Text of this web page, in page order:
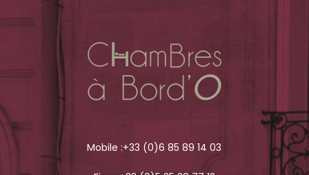
Mobile :+33 (0)6 85 89 14 03